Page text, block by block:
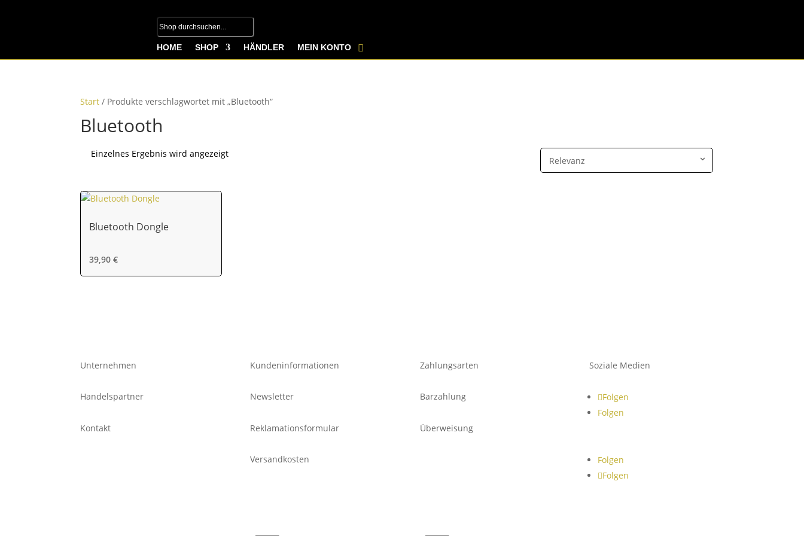
HOME SHOP HÄNDLER MEIN KONTO
Start / Produkte verschlagwortet mit „Bluetooth“
Bluetooth
Einzelnes Ergebnis wird angezeigt
Bluetooth Dongle
39,90€
Unternehmen
Handelspartner
Kontakt
Kundeninformationen
Newsletter
Reklamationsformular
Versandkosten
Zahlungsarten
Barzahlung
Überweisung
Soziale Medien
Folgen
Folgen
Folgen
Folgen